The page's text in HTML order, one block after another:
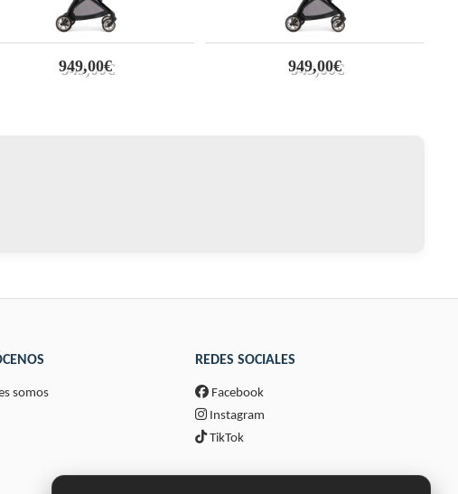
949,00€ 949,00€
somos
REDES SOCIALES
Facebook
Instagram
TikTok